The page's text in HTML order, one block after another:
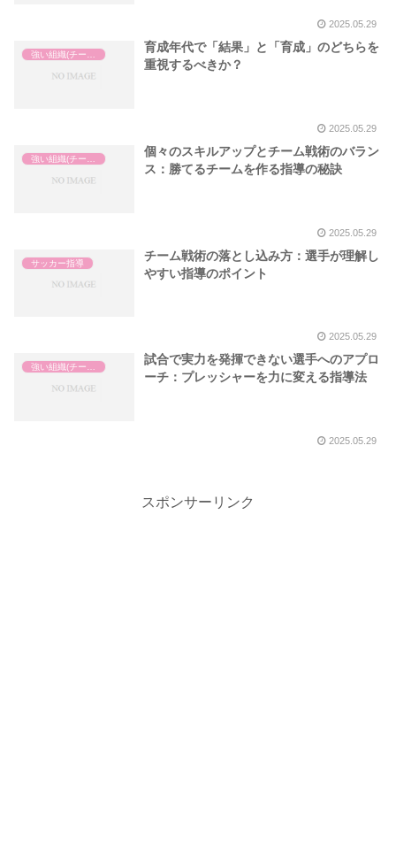
2025.05.29
育成年代で「結果」と「育成」のどちらを
重視するべきか？
2025.05.29
個々のスキルアップとチーム戦術のバラン
ス：勝てるチームを作る指導の秘訣
2025.05.29
サッカー指導
チーム戦術の落とし込み方：選手が理解し
やすい指導のポイント
2025.05.29
強い組織(チーム)の作り方
試合で実力を発揮できない選手へのアプロ
ーチ：プレッシャーを力に変える指導法
2025.05.29
スポンサーリンク